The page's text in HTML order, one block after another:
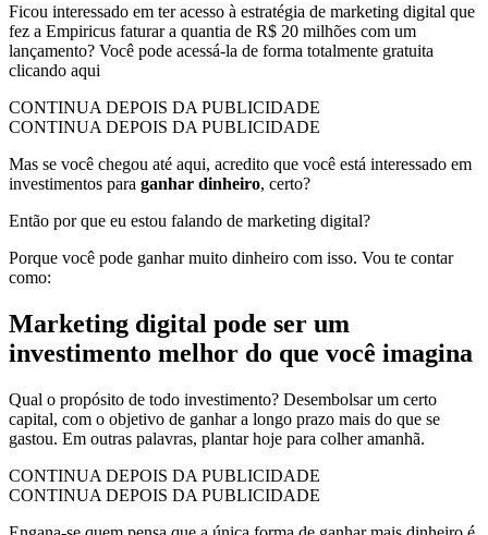
Ficou interessado em ter acesso à estratégia de marketing digital que
fez a Empiricus faturar a quantia de R$ 20 milhões com um
lançamento? Você pode acessá-la de forma totalmente gratuita
clicando aqui
CONTINUA DEPOIS DA PUBLICIDADE
CONTINUA DEPOIS DA PUBLICIDADE
Mas se você chegou até aqui, acredito que você está interessado em
investimentos para ganhar dinheiro, certo?
Então por que eu estou falando de marketing digital?
Porque você pode ganhar muito dinheiro com isso. Vou te contar
como:
Marketing digital pode ser um
investimento melhor do que você imagina
Qual o propósito de todo investimento? Desembolsar um certo
capital, com o objetivo de ganhar a longo prazo mais do que se
gastou. Em outras palavras, plantar hoje para colher amanhã.
CONTINUA DEPOIS DA PUBLICIDADE
CONTINUA DEPOIS DA PUBLICIDADE